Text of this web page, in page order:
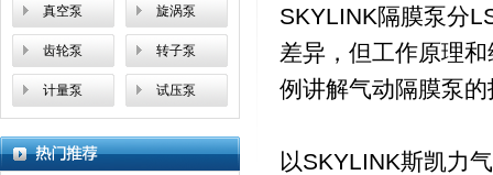
真空泵 旋涡泵
齿轮泵 转子泵
计量泵 试压泵
SKYLINK隔膜泵分
差异，但工作原理
例讲解气动隔膜泵
以SKYLINK斯凯力